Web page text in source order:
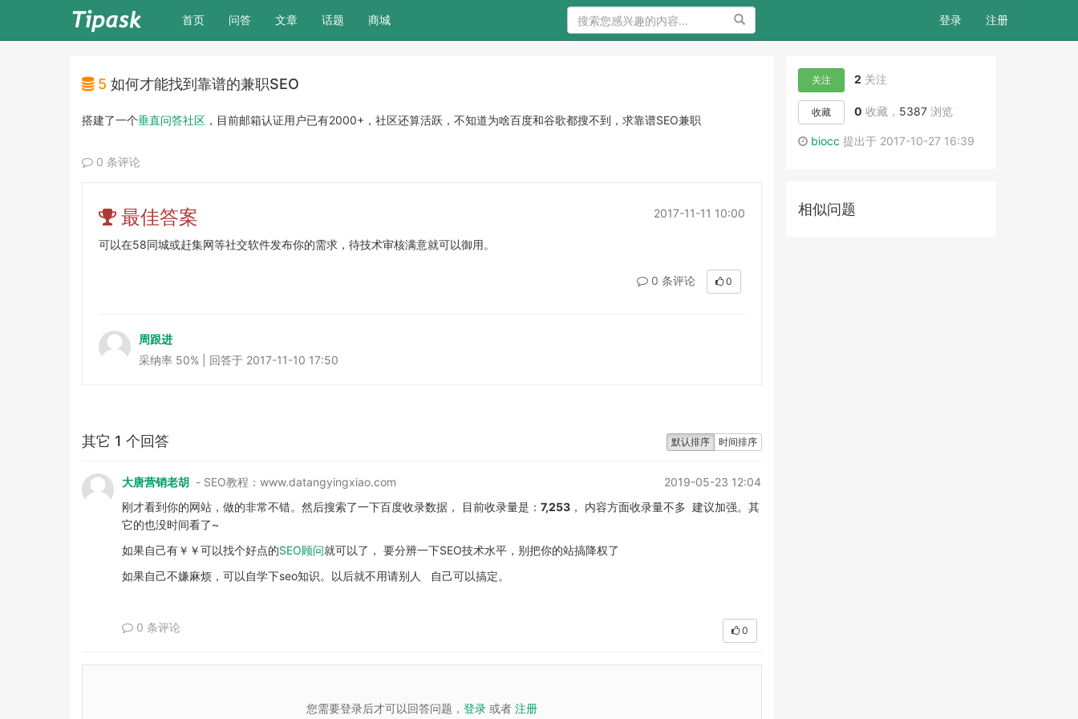
首页(current)
问答 文章 话题 商城 搜索 登录 注册
5 如何才能找到靠谱的兼职SEO
搭建了一个垂直问答社区 ，目前邮箱认证用户已有2000+，社区还算活跃，不知道为啥百度和谷歌都搜不到，求靠谱SEO兼职
0 条评论
最佳答案 2017-11-11 10:00
可以在58同城或赶集网等社交软件发布你的需求，待技术审核满意就可以御用。
0 条评论 0
周跟进
采纳率 50% | 回答于 2017-11-10 17:50
默认排序 时间排序
其它 1 个回答
大唐营销老胡 - SEO教程：www.datangyingxiao.com
2019-05-23 12:04
刚才看到你的网站，做的非常不错。然后搜索了一下百度收录数据， 目前收录量是： 7,253 ， 内容方面收录量不多 建议加强。其
它的也没时间看了~
如果自己有￥￥可以找个好点的SEO顾问就可以了， 要分辨一下SEO技术水平，别把你的站搞降权了
如果自己不嫌麻烦，可以自学下seo知识。以后就不用请别人 自己可以搞定。
0 条评论 0
您需要登录后才可以回答问题， 登录或者 注册
关注 2 关注
收藏 0 收藏， 5387浏览
biocc 提出于 2017-10-27 16:39
相似问题